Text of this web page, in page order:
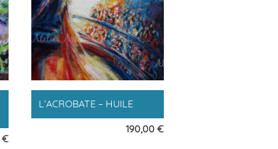
€
L’ACROBATE – HUILE
190,00€